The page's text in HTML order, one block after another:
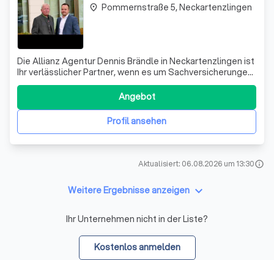
Die Allianz Agentur Dennis Brändle in Neckartenzlingen ist
Ihr verlässlicher Partner, wenn es um Sachversicherungen
geht. Wir wissen, dass das Leben unvorhersehbar ist und
bieten daher umfassenden Schutz für Ihre persönlichen
Gegenstände. Ob KFZ-Schaden, Unfall oder eine
Verletzung bei Ihrem HaustieProfil ansehen
Angebot
place Pommernstraße 5, Neckartenzlingen
Aktualisiert: 06.08.2026 um 13:30info
Weitere Ergebnisse anzeigen keyboard_arrow_down
Ihr Unternehmen nicht in der Liste?
Kostenlos anmelden